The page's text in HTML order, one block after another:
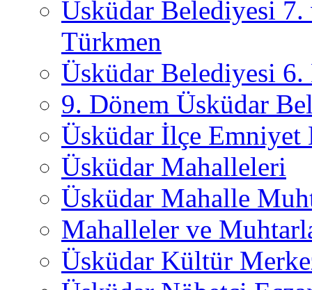
Üsküdar Belediyesi
Türkmen
Üsküdar Belediyesi 6.
9. Dönem Üsküdar
Üsküdar İlçe
Üsküdar Mahalleleri
Üsküdar Mahalle
Mahalleler ve
Üsküdar Kültür